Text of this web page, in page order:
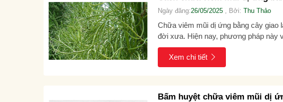
Ngày đăng:26/05/2025, Bởi: Thu Thảo
Chữa viêm mũi dị ứng bằng cây giao
đời xưa. Hiện nay, phương pháp này
tính, dễ thực hiện và...
Xem chi tiết
Bấm huyệt chữa viêm mũi dị